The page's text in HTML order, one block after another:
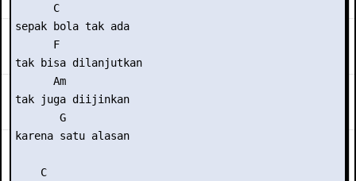
      C
sepak bola tak ada
      F
tak bisa dilanjutkan
      Am
tak juga diijinkan
       G
karena satu alasan
    C